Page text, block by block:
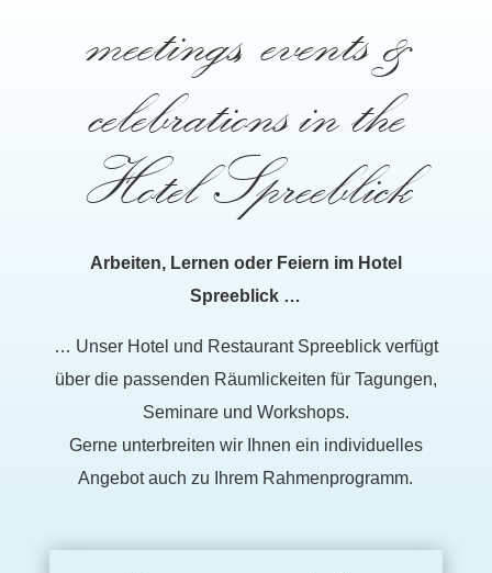
meetings, events &
celebrations in the
Hotel Spreeblick
Arbeiten, Lernen oder Feiern im Hotel
Spreeblick …
… Unser Hotel und Restaurant Spreeblick verfügt
über die passenden Räumlickeiten für Tagungen,
Seminare und Workshops.
Gerne unterbreiten wir Ihnen ein individuelles
Angebot auch zu Ihrem Rahmenprogramm.